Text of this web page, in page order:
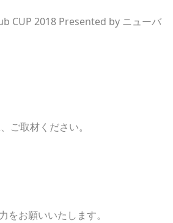
CUP 2018 Presented by ニューバ
ご取材ください。
お願いいたします。